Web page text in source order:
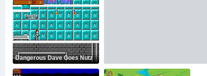
Dangerous Dave Goes Nutz